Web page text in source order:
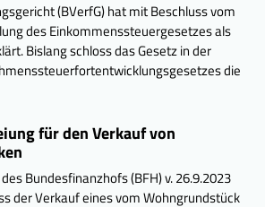
(BVerfG) hat mit Beschluss vom
des Einkommenssteuergesetzes als
Bislang schloss das Gesetz in der
die
für den Verkauf von
Bundesfinanzhofs (BFH) v. 26.9.2023
der Verkauf eines vom Wohngrundstück